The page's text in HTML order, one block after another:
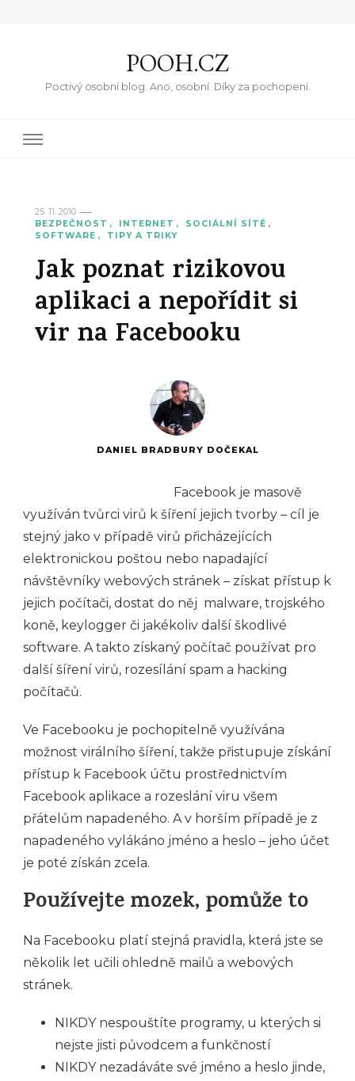
POOH.CZ
Poctivý osobní blog. Ano, osobní. Díky za pochopení.
25. 11. 2010
BEZPEČNOST
INTERNET
SOCIÁLNÍ SÍTĚ
SOFTWARE
TIPY A TRIKY
Jak poznat rizikovou
aplikaci a nepořídit si
vir na Facebooku
DANIEL BRADBURY DOČEKAL
Facebook je masově
využíván tvůrci virů k šíření jejich tvorby – cíl je
stejný jako v případě virů přicházejících
elektronickou poštou nebo napadající
návštěvníky webových stránek – získat přístup k
jejich počítači, dostat do něj malware, trojského
koně, keylogger či jakékoliv další škodlivé
software. A takto získaný počítač používat pro
další šíření virů, rozesílání spam a hacking
počítačů.
Ve Facebooku je pochopitelně využívána
možnost virálního šíření, takže přistupuje získání
přístup k Facebook účtu prostřednictvím
Facebook aplikace a rozeslání viru všem
přátelům napadeného. A v horším případě je z
napadeného vylákáno jméno a heslo – jeho účet
je poté získán zcela.
Používejte mozek, pomůže to
Na Facebooku platí stejná pravidla, která jste se
několik let učili ohledně mailů a webových
stránek.
NIKDY nespouštíte programy, u kterých si
nejste jisti původcem a funkčností
NIKDY nezadáváte své jméno a heslo jinde,